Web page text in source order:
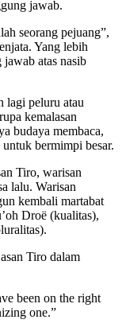
jawab.
seorang pejuang”,
Yang lebih
atas nasib
lagi peluru atau
kemalasan
budaya membaca,
bermimpi besar.
Tiro, warisan
lalu. Warisan
kembali martabat
Droë (kualitas),
Tiro dalam
been on the right
one.”